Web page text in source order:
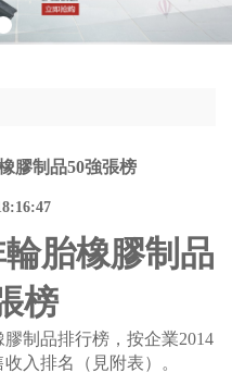
膠制品50強張榜
胎橡膠制品
榜
制品排行榜，按企業2014
入排名（見附表）。